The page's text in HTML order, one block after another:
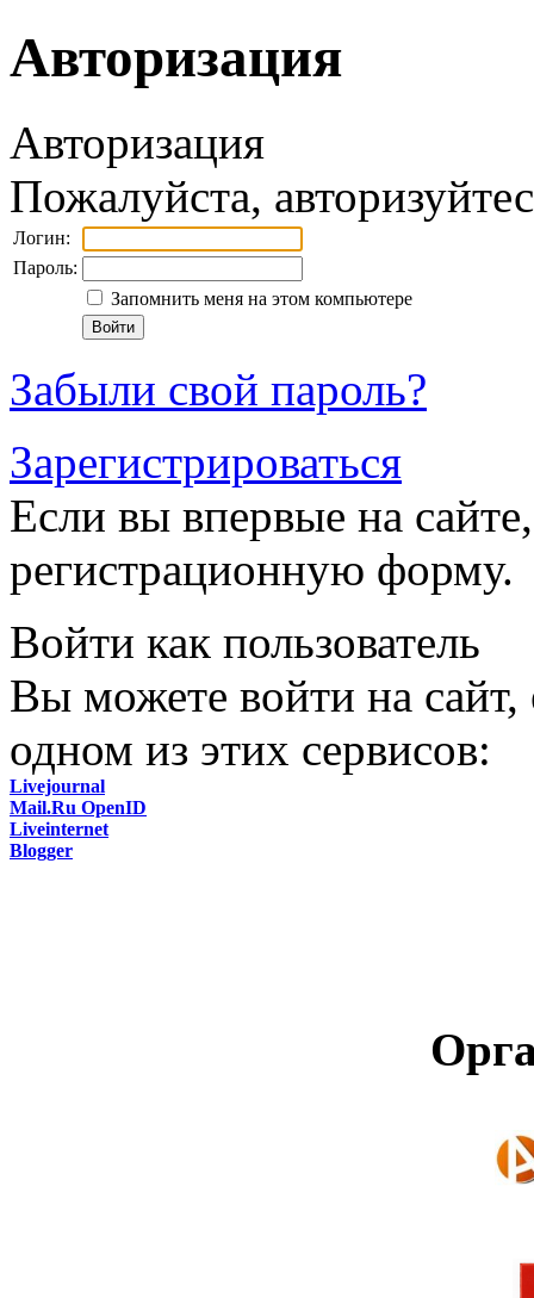
Авторизация
Авторизация
Пожалуйста,
Логин:
Пароль:
Запомнить меня на этом компьютере
Забыли свой пароль?
Зарегистрироваться
Если вы впервые на
регистрационную форму.
Войти как пользователь
Вы можете войти на сайт,
одном из этих сервисов:
Livejournal
Mail.Ru OpenID
Liveinternet
Blogger